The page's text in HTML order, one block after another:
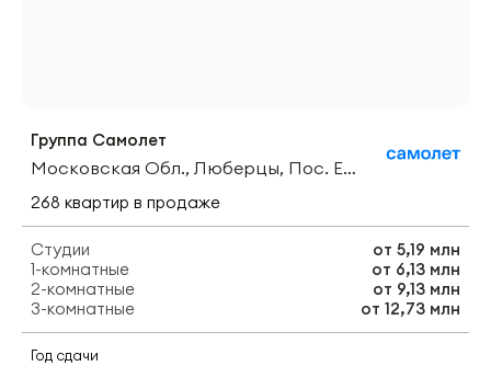
Группа Самолет
Московская Обл., Люберцы, Пос. Егорово, Ул. Колхозная
268 квартир в продаже
Студии от 5,19 млн
1-комнатные
от 6,13 млн
2-комнатные
от 9,13 млн
3-комнатные
от 12,73 млн
Год сдачи